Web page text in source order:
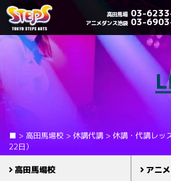
高田馬場 03-
アニメダンス池袋 03-
■ > 高田馬場校 > 休講代講 > 休講・代講レッ
22日）
高田馬場校 アニ